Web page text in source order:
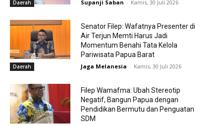
Daerah Supanji Saban - Kamis, 30 Juli 2026
Daerah
Senator Filep: Wafatnya Presenter di
Air Terjun Memti Harus Jadi
Momentum Benahi Tata Kelola
Pariwisata Papua Barat
Jaga Melanesia - Kamis, 30 Juli 2026
Filep Wamafma: Ubah Stereotip
Negatif, Bangun Papua dengan
Pendidikan Bermutu dan Penguatan
SDM